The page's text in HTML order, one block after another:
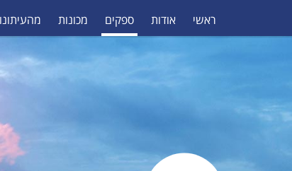
ראשי אודות ספקים מכונות